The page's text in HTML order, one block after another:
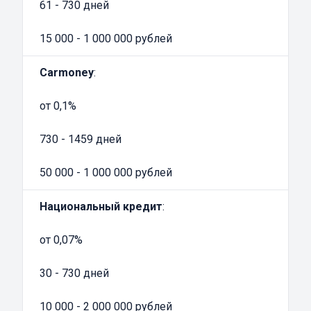
оборудованный офис и действующую
лицензию ЦБ РФ.
Преимущества займов под залог ПТС
автомобиля
машину можно во многих банках, но при
всего, любой банк затребует справку о
При отсутствии официального
трудоустройства получить автозайм даже
Именно поэтому многие владельцы авто,
61 - 730 дней
15 000 - 1 000 000 рублей
Carmoney:
от 0,1%
730 - 1459 дней
50 000 - 1 000 000 рублей
Национальный кредит:
от 0,07%
30 - 730 дней
10 000 - 2 000 000 рублей